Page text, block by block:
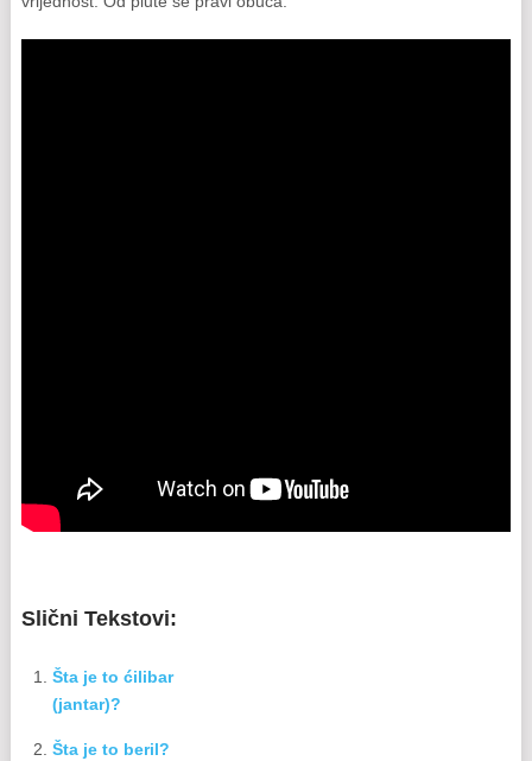
Slični Tekstovi:
Šta je to ćilibar
(jantar)?
Šta je to beril?